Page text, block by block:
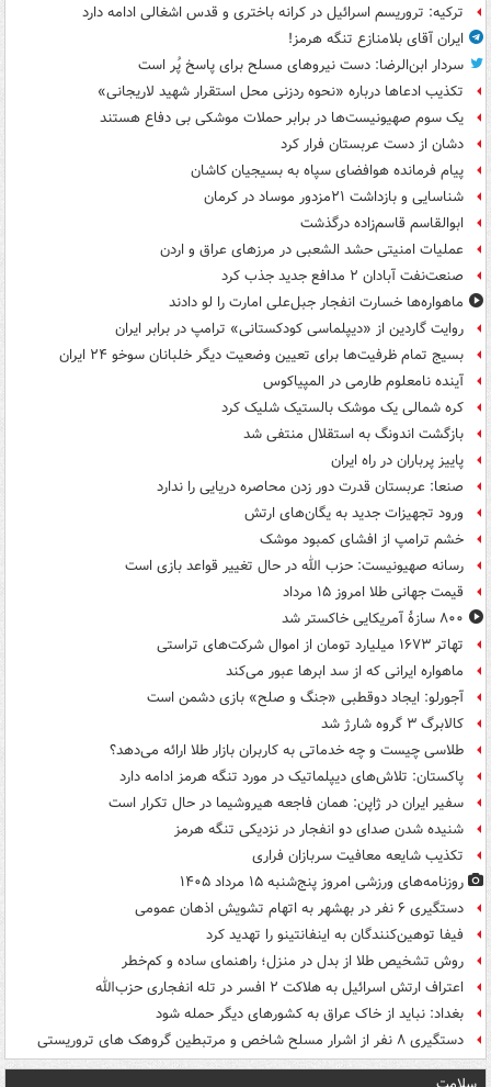
ترکیه: تروریسم اسرائیل در کرانه باختری و قدس اشغالی ادامه دارد
ایران آقای بلامنازع تنگه هرمز!
سردار ابن‌الرضا: دست نیروهای مسلح برای پاسخ پُر است
تکذیب ادعاها درباره «نحوه ردزنی محل استقرار شهید لاریجانی»
یک‌ سوم صهیونیست‌ها در برابر حملات موشکی بی دفاع هستند
دشان از دست عربستان فرار کرد
پیام فرمانده هوافضای سپاه به بسیجیان کاشان
شناسایی و بازداشت ۲۱مزدور موساد در کرمان
ابوالقاسم قاسم‌زاده درگذشت
عملیات امنیتی حشد الشعبی در مرزهای عراق و اردن
صنعت‌نفت آبادان ۲ مدافع جدید جذب کرد
ماهواره‌ها خسارت انفجار جبل‌علی امارت را لو دادند
روایت گاردین از «دیپلماسی کودکستانی» ترامپ در برابر ایران
بسیج تمام ظرفیت‌ها برای تعیین وضعیت دیگر خلبانان سوخو ۲۴ ایران
آینده نامعلوم طارمی در المپیاکوس
کره شمالی یک موشک بالستیک شلیک کرد
بازگشت اندونگ به استقلال منتفی شد
پاییز پرباران در راه ایران
صنعا: عربستان قدرت دور زدن محاصره دریایی را ندارد
ورود تجهیزات جدید به یگان‌های ارتش
خشم ترامپ از افشای کمبود موشک
رسانه صهیونیست: حزب الله در حال تغییر قواعد بازی است
قیمت جهانی طلا امروز ۱۵ مرداد
۸۰۰ سازۀ آمریکایی خاکستر شد
تهاتر ۱۶۷۳ میلیارد تومان از اموال شرکت‌های تراستی
ماهواره ایرانی که از سد ابرها عبور می‌کند
آجورلو: ایجاد دوقطبی «جنگ و صلح‌» بازی دشمن است
کالابرگ ۳ گروه شارژ شد
طلاسی چیست و چه خدماتی به کاربران بازار طلا ارائه می‌دهد؟
پاکستان: تلاش‌های دیپلماتیک در مورد تنگه هرمز ادامه دارد
سفیر ایران در ژاپن: همان فاجعه هیروشیما در حال تکرار است
شنیده شدن صدای دو انفجار در نزدیکی تنگه هرمز
تکذیب شایعه معافیت سربازان فراری
روزنامه‌های ورزشی امروز پنج‌شنبه ۱۵ مرداد ۱۴۰۵
دستگیری ۶ نفر در بهشهر به اتهام تشویش اذهان عمومی
فیفا توهین‌کنندگان به اینفانتینو را تهدید کرد
روش تشخیص طلا از بدل در منزل؛ راهنمای ساده و کم‌خطر
اعتراف ارتش اسرائیل به هلاکت ۲ افسر در تله انفجاری حزب‌الله
بغداد: نباید از خاک عراق به کشورهای دیگر حمله شود
دستگیری ۸ نفر از اشرار مسلح شاخص و مرتبطین گروهک های تروریستی